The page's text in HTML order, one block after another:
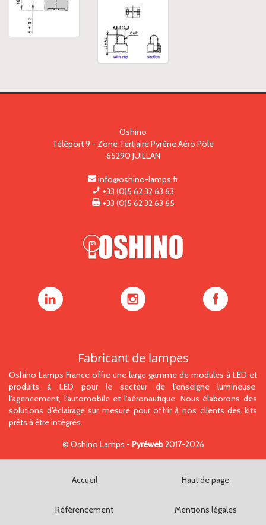
Oshino
Téléport 9 - Zone Tertiaire Pyrène Aéro Pôle
65290 JUILLAN
info@oshino-lamps.fr
+33 (0)5 62 32 63 63
+33 (0)5 62 32 63 65
Oshino
Oshino
Oshino
Fabricant de lampes
Oshino Lamps France offre une large gamme de modules à LED et
produits à LED pour le secteur de l'enseigne lumineuse,
l'agencement, l'automobile et l'aéronautique. Nous élaborons des
solutions d'éclairage sur mesure pour offrir à nos clients des kits
prêts à être intégrés.
© Oshino Lamps - Pyréweb2017-2026
Accueil Haut de page
Référencement Mentions légales